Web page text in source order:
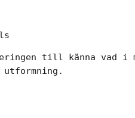
till känna vad i
utformning.